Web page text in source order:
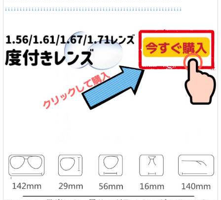
↓↓↓↓↓↓↓↓↓↓↓↓↓↓↓↓↓↓↓↓↓↓↓↓↓↓↓↓↓↓↓↓↓↓↓↓↓↓↓↓↓↓↓↓↓↓↓↓↓↓↓↓↓↓↓↓↓↓↓↓